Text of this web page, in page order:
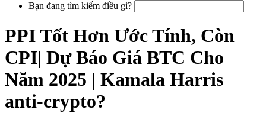
Bạn đang tìm kiếm điều gì?
PPI Tốt Hơn Ước Tính, Còn
CPI| Dự Báo Giá BTC Cho
Năm 2025 | Kamala Harris
anti-crypto?